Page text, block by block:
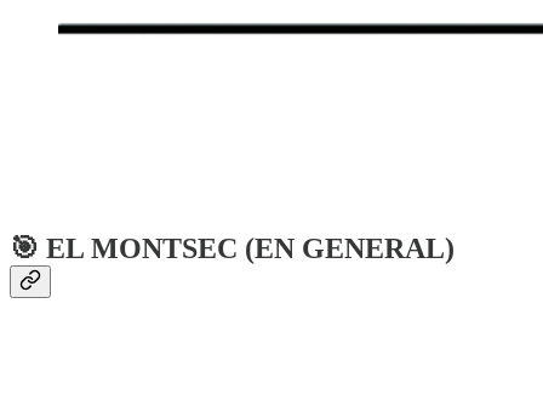
🎯 EL MONTSEC (EN GENERAL)